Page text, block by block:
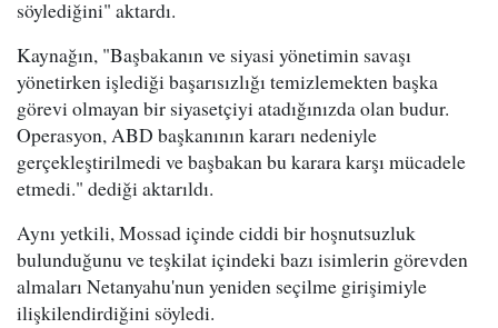
söylediğini" aktardı.
Kaynağın, "Başbakanın ve siyasi yönetimin savaşı
yönetirken işlediği başarısızlığı temizlemekten başka
görevi olmayan bir siyasetçiyi atadığınızda olan budur.
Operasyon, ABD başkanının kararı nedeniyle
gerçekleştirilmedi ve başbakan bu karara karşı mücadele
etmedi." dediği aktarıldı.
Aynı yetkili, Mossad içinde ciddi bir hoşnutsuzluk
bulunduğunu ve teşkilat içindeki bazı isimlerin görevden
almaları Netanyahu'nun yeniden seçilme girişimiyle
ilişkilendirdiğini söyledi.